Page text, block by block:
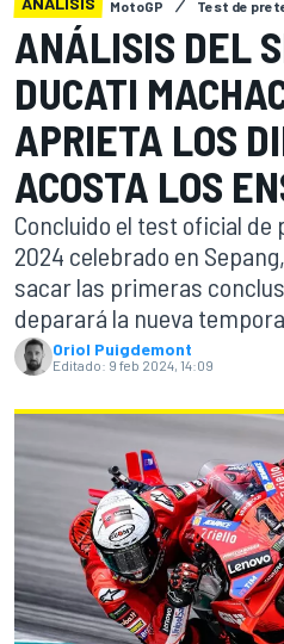
MotoGP Test de
ANÁLISIS DEL
DUCATI
APRIETA LOS
ACOSTA LOS
Concluido el test oficial de
2024 celebrado en
sacar las primeras
deparará la nueva
Oriol Puigdemont
Editado: 9 feb 2024, 14:09